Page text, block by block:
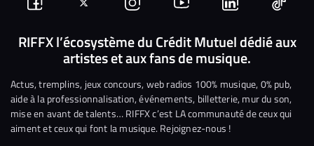
Suivez-
nous
Facebook
Suivez-
nous
sur
Twitter
Nous
rejoindre
sur
Instagram
Nous
rejoindre
sur
YouTube
Nous
rejoindre
sur
Linkedin
Nous
RIFFX l’écosystème du Crédit Mutuel dédié aux
artistes et aux fans de musique.
Actus, tremplins, jeux concours, web radios 100% musique, 0% pub,
aide à la professionnalisation, événements, billetterie, mur du son,
mise en avant de talents… RIFFX c’est LA communauté de ceux qui
aiment et ceux qui font la musique. Rejoignez-nous !